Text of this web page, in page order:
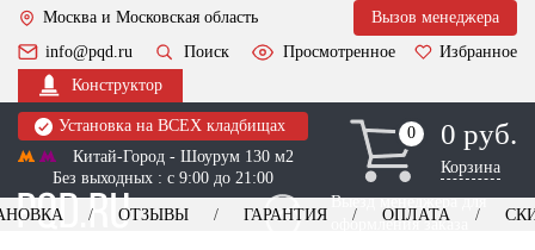
Москва и Московская область
Вызов менеджера
info@pqd.ru
Поиск Просмотренное
Избранное
Конструктор
Установка на ВСЕХ кладбищах
Китай-Город - Шоурум 130 м2
Без выходных : с 9:00 до 21:00
0
0 0 руб.
Корзина
Выезд менеджера для
оформления заказа
ОТЗЫВЫ ГАРАНТИЯ ОПЛАТА